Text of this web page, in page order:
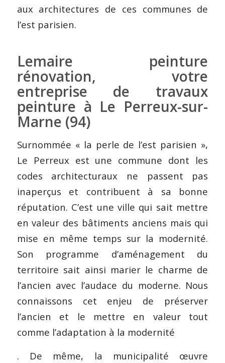
aux architectures de ces communes de
l’est parisien.
Lemaire peinture
rénovation, votre
entreprise de travaux
peinture à Le Perreux-sur-
Marne (94)
Surnommée « la perle de l’est parisien »,
Le Perreux est une commune dont les
codes architecturaux ne passent pas
inaperçus et contribuent à sa bonne
réputation. C’est une ville qui sait mettre
en valeur des bâtiments anciens mais qui
mise en même temps sur la modernité.
Son programme d’aménagement du
territoire sait ainsi marier le charme de
l’ancien avec l’audace du moderne. Nous
connaissons cet enjeu de préserver
l’ancien et le mettre en valeur tout
comme l’adaptation à la modernité
. De même, la municipalité œuvre